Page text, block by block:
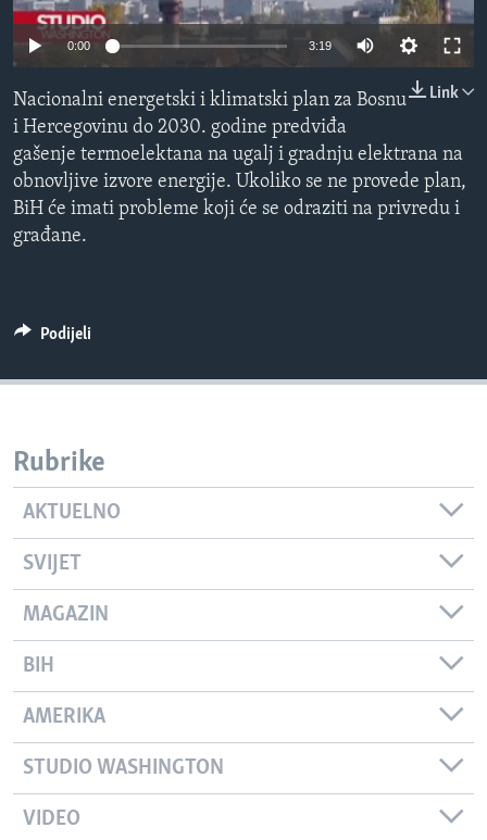
MAGAZIN
O GLASU AMERIKE
Learning English
PRATITE NAS
0:00 3:19
Link
Nacionalni energetski i klimatski plan za Bosnu
i Hercegovinu do 2030. godine predviđa
gašenje termoelektana na ugalj i gradnju elektrana na
obnovljive izvore energije. Ukoliko se ne provede plan,
BiH će imati probleme koji će se odraziti na privredu i
građane.
Podijeli
Rubrike
AKTUELNO
SVIJET
MAGAZIN
BIH
AMERIKA
STUDIO WASHINGTON
VIDEO